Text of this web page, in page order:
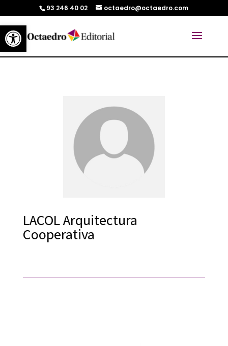
Abrir barra de herramientas
93 246 40 02 octaedro@octaedro.com
LACOL Arquitectura
Cooperativa